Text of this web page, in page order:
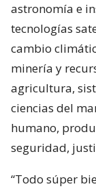
astronomía e
tecnologías
cambio
minería y
agricultura,
ciencias del
humano,
seguridad,
“Todo súper